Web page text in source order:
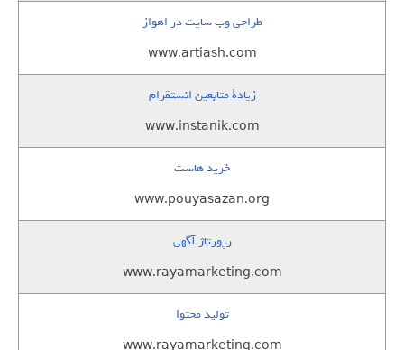
طراحی وب سایت در اهواز
www.artiash.com
زيادة متابعين انستقرام
www.instanik.com
خرید هاست
www.pouyasazan.org
رپورتاژ آگهی
www.rayamarketing.com
تولید محتوا
www.rayamarketing.com